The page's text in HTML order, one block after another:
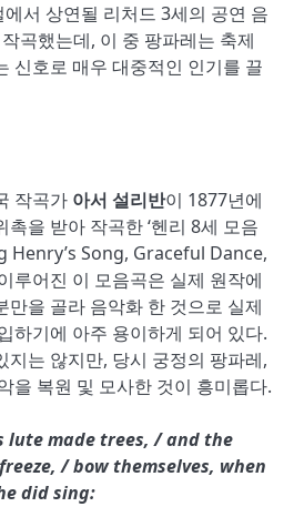
서 상연될 리처드 3세의 공연 음
곡했는데, 이 중 팡파레는 축제
신호로 매우 대중적인 인기를 끌
작곡가 아서 설리반이 1877년에
을 받아 작곡한 ‘헨리 8세 모음
Henry’s Song, Graceful Dance,
루어진 이 모음곡은 실제 원작에
만을 골라 음악화 한 것으로 실제
하기에 아주 용이하게 되어 있다.
지는 않지만, 당시 궁정의 팡파레,
을 복원 및 모사한 것이 흥미롭다.
lute made trees, / and the
/ bow themselves, when
did sing: